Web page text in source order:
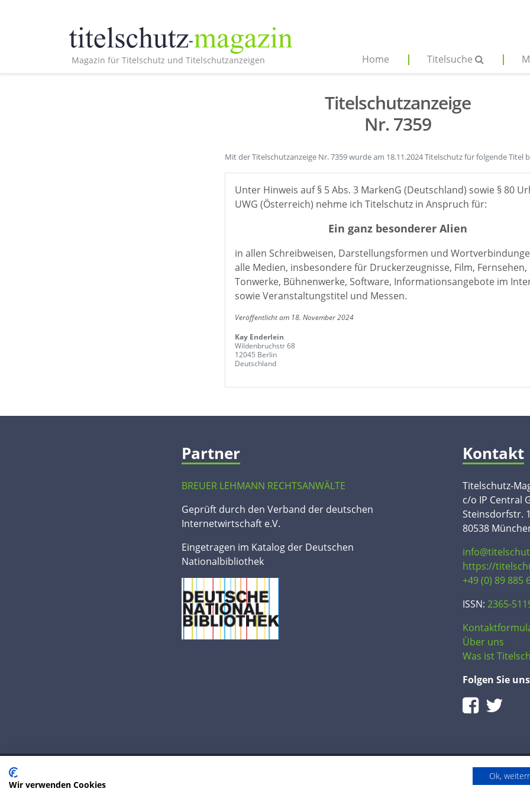
Magazin für Titelschutz und Titelschutzanzeigen Home Titelsuche
Titelschutzanzeige
Nr. 7359
Mit der Titelschutzanzeige Nr. 7359 wurde am 18.11.2024 Titelschutz für folgende Titel
Unter Hinweis auf § 5 Abs. 3 MarkenG (Deutschland) sowie § 80
UWG (Österreich) nehme ich Titelschutz in Anspruch für:
Ein ganz besonderer Alien
in allen Schreibweisen, Darstellungsformen und
alle Medien, insbesondere für Druckerzeugnisse, Film, Fernsehen,
Tonwerke, Bühnenwerke, Software, Informationsangebote im
sowie Veranstaltungstitel und Messen.
Veröffentlicht am 18. November 2024
Kay Enderlein
Wildenbruchstr 68
12045 Berlin
Deutschland
Partner
BREUER LEHMANN RECHTSANWÄLTE
Geprüft durch den Verband der deutschen
Internetwirtschaft e.V.
Eingetragen im Katalog der Deutschen
Nationalbibliothek
Kontakt
Titelschutz-
c/o IP Central
Steinsdorfstr.
80538
https://
+49 (0) 89 885
ISSN: 2365-
Über uns
Was ist
Folgen Sie uns
© 2020 IP Central GmbH
Wir verwenden Cookies
Ok,